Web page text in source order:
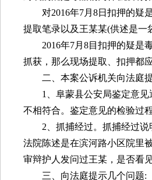
对2016年7月 8日扣押的疑
提取笔录以及王某某(供述是一
2016年7月 8目扣押的疑是
抓获，那么现场提取、扣押都
二、本案公诉机关向法庭
1
、阜蒙县公安局鉴定意
不相符合。鉴定意见的检验过
2 、抓捕经过。抓捕经过
法院陈述是在滨河路小区院里
审辩护人发问过王某，是否看
三、向法庭提示几个问题: